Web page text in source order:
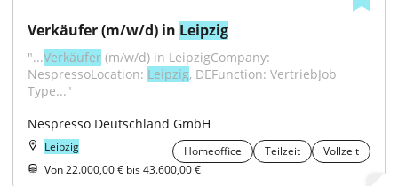
Verkäufer (m/w/d) in Leipzig
"...Verkäufer (m/w/d) in LeipzigCompany:
NespressoLocation: Leipzig, DEFunction: VertriebJob
Type..."
Nespresso Deutschland GmbH
Leipzig Homeoffice Teilzeit
Vollzeit
Von 22.000,00 € bis 43.600,00 €